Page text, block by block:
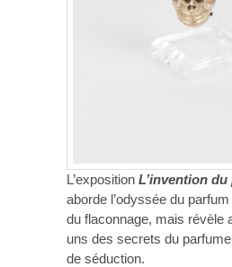
L’exposition L’invention
aborde l’odyssée du
du flaconnage, mais révèle
uns des secrets du
de séduction.